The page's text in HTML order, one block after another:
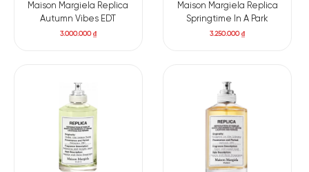
Maison Margiela Replica
Autumn Vibes EDT
3.000.000₫
Maison Margiela Replica
Springtime In A Park
3.250.000₫